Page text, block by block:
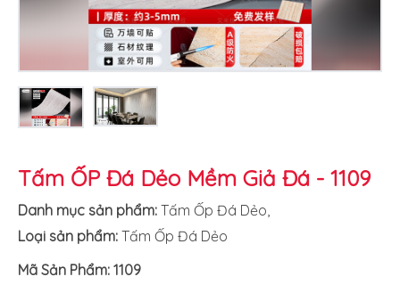
Tấm ỐP Đá Dẻo Mềm Giả Đá - 1109
Danh mục sản phẩm: Tấm Ốp Đá Dẻo
Loại sản phẩm: Tấm Ốp Đá Dẻo
Mã Sản Phẩm: 1109